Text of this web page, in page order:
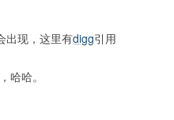
出现，这里有digg引用
哈哈。